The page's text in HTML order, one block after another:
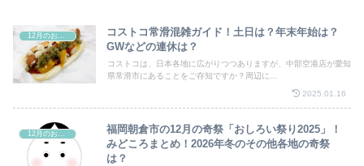
12月のお祭り
コストコ常滑混雑ガイド！土日は？年末年始は？
GWなどの連休は？
コストコは、日本各地に広がりつつありますが、中部空港店が愛知
県常滑市にあることをご存知ですか？周辺に...
2025.01.16
福岡朝倉市の12月の奇祭「おしろい祭り2025」！
みどころまとめ！2026年冬のその他各地の奇祭
は？